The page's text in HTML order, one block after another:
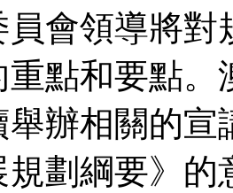
員會領導將
重點和要點
舉辦相關的
規劃綱要》